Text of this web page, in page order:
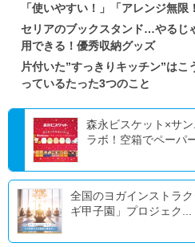
「使いやすい！」「アレンジ無限
セリアのブックスタンド…やるじ
用できる！優秀収納グッズ
片付いた”すっきりキッチン”は
っているたった3つのこと
森永ビスケット×サ
ラボ！空箱でペーパ
全国のヨガインストラ
ギ甲子園」プロジェク...